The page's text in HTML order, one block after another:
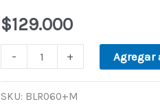
$129.000
-
puertas.
Dielfe.
cantidad
+ Agregar
SKU: BLR060+M